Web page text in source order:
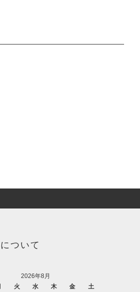
ついて
2026年8月
火 水 木 金 土